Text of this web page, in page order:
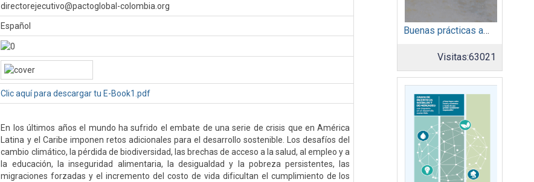
directorejecutivo@pactoglobal-colombia.org
Español
Clic aquí para descargar tu E-Book1.pdf
En los últimos años el mundo ha sufrido el embate de una serie de crisis que en América
Latina y el Caribe imponen retos adicionales para el desarrollo sostenible. Los desafíos del
cambio climático, la pérdida de biodiversidad, las brechas de acceso a la salud, al empleo y a
la educación, la inseguridad alimentaria, la desigualdad y la pobreza persistentes, las
migraciones forzadas y el incremento del costo de vida dificultan el cumplimiento de los
Buenas prácticas ambientales 2015
Visitas:63021